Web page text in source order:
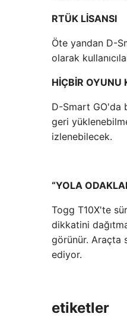
RTÜK LİSANSI
Öte yandan D-
olarak
HİÇBİR OYUNU
D-Smart GO'da
geri
izlenebilecek.
“YOLA
Togg T10X'te
dikkatini
görünür. Araçta
ediyor.
etiketler